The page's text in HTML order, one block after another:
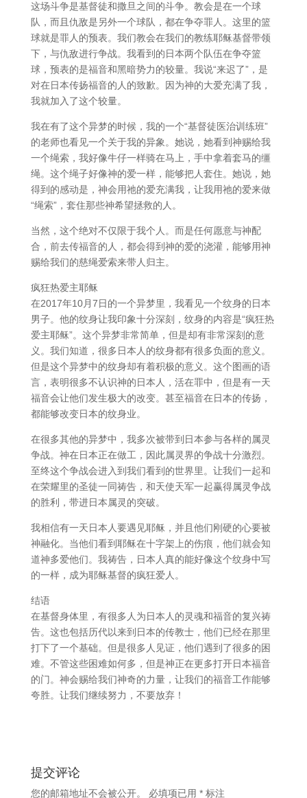
这场斗争是基督徒和撒旦之间的斗争。教会是在一个球
队，而且仇敌是另外一个球队，都在争夺罪人。这里的篮
球就是罪人的预表。我们教会在我们的教练耶稣基督带领
下，与仇敌进行争战。我看到的日本两个队伍在争夺篮
球，预表的是福音和黑暗势力的较量。我说“来迟了”，是
对在日本传扬福音的人的致歉。因为神的大爱充满了我，
我就加入了这个较量。
我在有了这个异梦的时候，我的一个“基督徒医治训练班”
的老师也看见一个关于我的异象。她说，她看到神赐给我
一个绳索，我好像牛仔一样骑在马上，手中拿着套马的缰
绳。这个绳子好像神的爱一样，能够把人套住。她说，她
得到的感动是，神会用祂的爱充满我，让我用祂的爱来做
“绳索”，套住那些神希望拯救的人。
当然，这个绝对不仅限于我个人。而是任何愿意与神配
合，前去传福音的人，都会得到神的爱的浇灌，能够用神
赐给我们的慈绳爱索来带人归主。
疯狂热爱主耶稣
在2017年10月7日的一个异梦里，我看见一个纹身的日本
男子。他的纹身让我印象十分深刻，纹身的内容是“疯狂热
爱主耶稣”。这个异梦非常简单，但是却有非常深刻的意
义。我们知道，很多日本人的纹身都有很多负面的意义。
但是这个异梦中的纹身却有着积极的意义。这个图画的语
言，表明很多不认识神的日本人，活在罪中，但是有一天
福音会让他们发生极大的改变。甚至福音在日本的传扬，
都能够改变日本的纹身业。
在很多其他的异梦中，我多次被带到日本参与各样的属灵
争战。神在日本正在做工，因此属灵界的争战十分激烈。
至终这个争战会进入到我们看到的世界里。让我们一起和
在荣耀里的圣徒一同祷告，和天使天军一起赢得属灵争战
的胜利，带进日本属灵的突破。
我相信有一天日本人要遇见耶稣，并且他们刚硬的心要被
神融化。当他们看到耶稣在十字架上的伤痕，他们就会知
道神多爱他们。我祷告，日本人真的能好像这个纹身中写
的一样，成为耶稣基督的疯狂爱人。
结语
在基督身体里，有很多人为日本人的灵魂和福音的复兴祷
告。这也包括历代以来到日本的传教士，他们已经在那里
打下了一个基础。但是很多人见证，他们遇到了很多的困
难。不管这些困难如何多，但是神正在更多打开日本福音
的门。神会赐给我们神奇的力量，让我们的福音工作能够
夸胜。让我们继续努力，不要放弃！
提交评论
您的邮箱地址不会被公开。 必填项已用 *标注